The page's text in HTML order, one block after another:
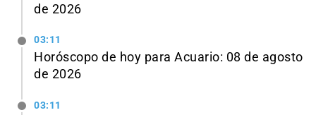
de 2026
03:11
Horóscopo de hoy para Acuario: 08 de agosto
de 2026
03:11